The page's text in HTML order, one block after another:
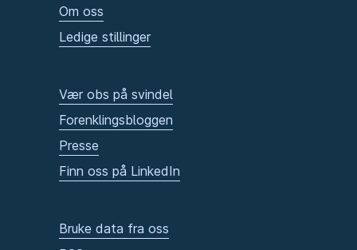
Om oss
Ledige stillinger
Vær obs på svindel
Forenklingsbloggen
Presse
Finn oss på LinkedIn
Bruke data fra oss